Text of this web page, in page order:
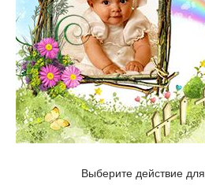
Выберите действие